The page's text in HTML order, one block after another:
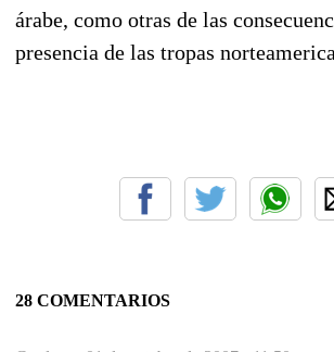
árabe, como otras de las
presencia de las tropas
28 COMENTARIOS